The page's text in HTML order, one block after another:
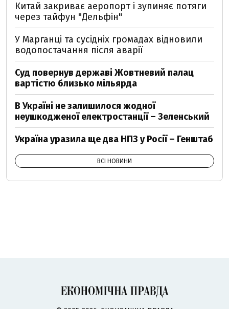
Китай закриває аеропорт і зупиняє потяги
через тайфун "Дельфін"
У Марганці та сусідніх громадах відновили
водопостачання після аварії
Суд повернув державі Жовтневий палац
вартістю близько мільярда
В Україні не залишилося жодної
неушкодженої електростанції – Зеленський
Україна уразила ще два НПЗ у Росії – Генштаб
ВСІ НОВИНИ